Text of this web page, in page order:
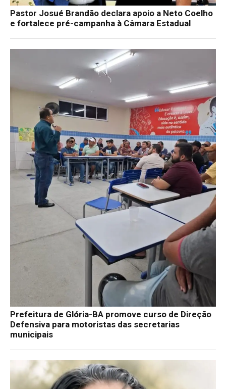
Pastor Josué Brandão declara apoio a Neto Coelho
e fortalece pré-campanha à Câmara Estadual
Prefeitura de Glória-BA promove curso de Direção
Defensiva para motoristas das secretarias
municipais